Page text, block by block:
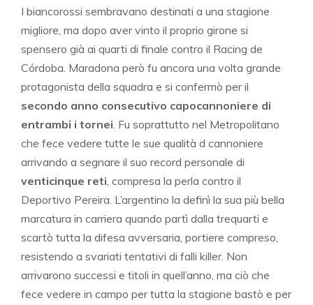
I biancorossi sembravano destinati a una stagione
migliore, ma dopo aver vinto il proprio girone si
spensero già ai quarti di finale contro il Racing de
Córdoba. Maradona però fu ancora una volta grande
protagonista della squadra e si confermò per il
secondo anno consecutivo capocannoniere di
entrambi i tornei. Fu soprattutto nel Metropolitano
che fece vedere tutte le sue qualità d cannoniere
arrivando a segnare il suo record personale di
venticinque reti, compresa la perla contro il
Deportivo Pereira. L’argentino la definì la sua più bella
marcatura in carriera quando partì dalla trequarti e
scartò tutta la difesa avversaria, portiere compreso,
resistendo a svariati tentativi di falli killer. Non
arrivarono successi e titoli in quell’anno, ma ciò che
fece vedere in campo per tutta la stagione bastò e per